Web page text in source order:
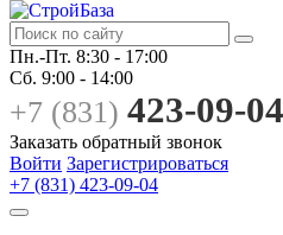
Пн.-Пт. 8:30 - 17:00
Сб. 9:00 - 14:00
+7 (831) 423-09-04
Заказать обратный звонок
Войти Зарегистрироваться
+7 (831) 423-09-04